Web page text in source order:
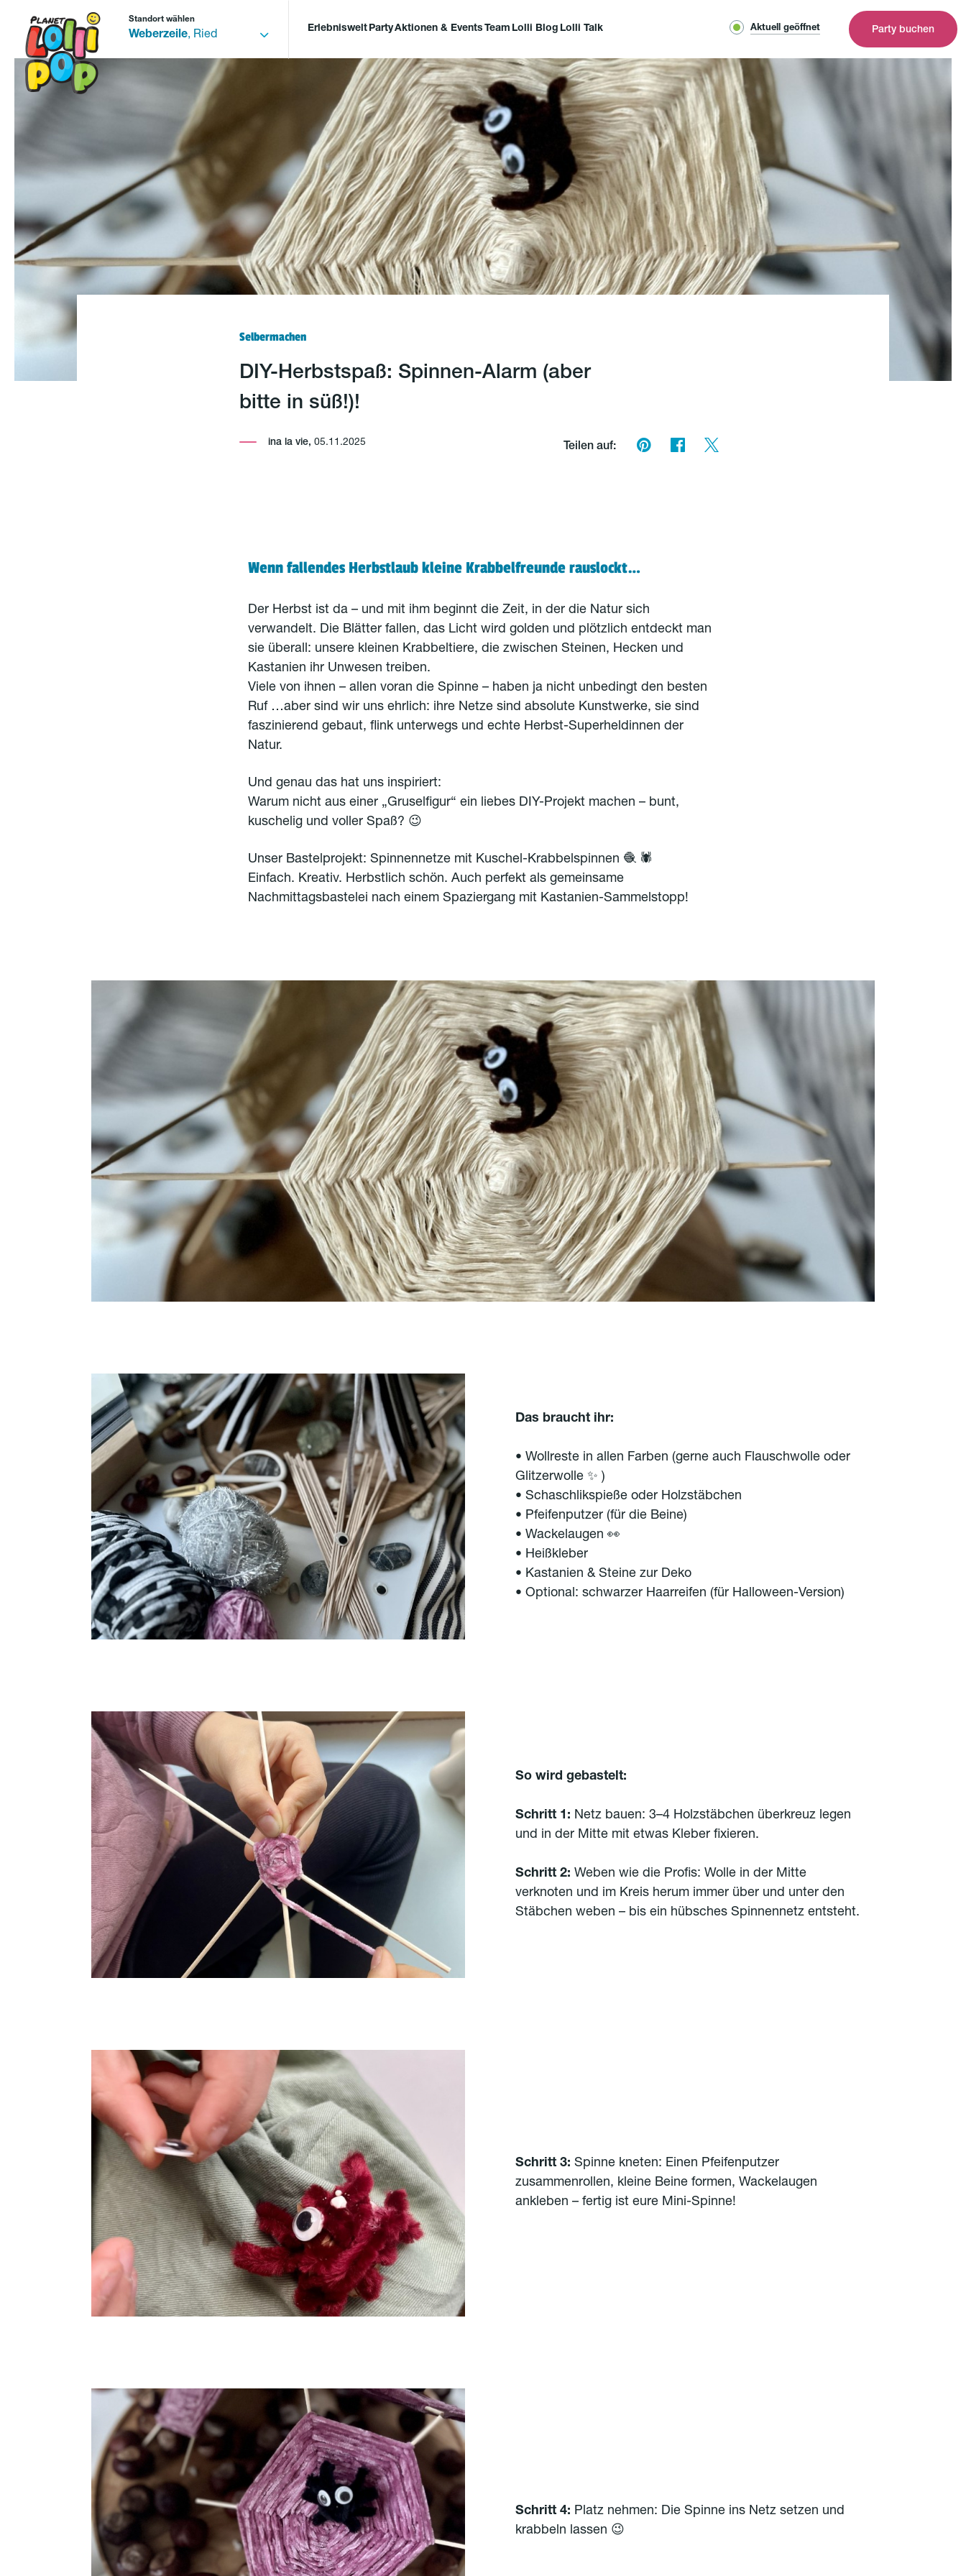
Standort wählen
Weberzeile, Ried
Erlebniswelt PartyAktionen & Events Team Lolli Blog Lolli Talk Aktuell geöffnet Party buchen
Selbermachen
DIY-Herbstspaß: Spinnen-Alarm (aber
bitte in süß!)!
ina la vie, 05.11.2025 Teilen auf:
Wenn fallendes Herbstlaub kleine Krabbelfreunde rauslockt…
Der Herbst ist da – und mit ihm beginnt die Zeit, in der die Natur sich
verwandelt. Die Blätter fallen, das Licht wird golden und plötzlich entdeckt man
sie überall: unsere kleinen Krabbeltiere, die zwischen Steinen, Hecken und
Kastanien ihr Unwesen treiben.
Viele von ihnen – allen voran die Spinne – haben ja nicht unbedingt den besten
Ruf …aber sind wir uns ehrlich: ihre Netze sind absolute Kunstwerke, sie sind
faszinierend gebaut, flink unterwegs und echte Herbst-Superheldinnen der
Natur.
Und genau das hat uns inspiriert:
Warum nicht aus einer „Gruselfigur“ ein liebes DIY-Projekt machen – bunt,
kuschelig und voller Spaß? 😉
Unser Bastelprojekt: Spinnennetze mit Kuschel-Krabbelspinnen 🧶 🕷
Einfach. Kreativ. Herbstlich schön. Auch perfekt als gemeinsame
Nachmittagsbastelei nach einem Spaziergang mit Kastanien-Sammelstopp!
Das braucht ihr:
• Wollreste in allen Farben (gerne auch Flauschwolle oder
Glitzerwolle ✨ )
• Schaschlikspieße oder Holzstäbchen
• Pfeifenputzer (für die Beine)
• Wackelaugen 👀
• Heißkleber
• Kastanien & Steine zur Deko
• Optional: schwarzer Haarreifen (für Halloween-Version)
So wird gebastelt:
Schritt 1: Netz bauen: 3–4 Holzstäbchen überkreuz legen
und in der Mitte mit etwas Kleber fixieren.
Schritt 2: Weben wie die Profis: Wolle in der Mitte
verknoten und im Kreis herum immer über und unter den
Stäbchen weben – bis ein hübsches Spinnennetz entsteht.
Schritt 3: Spinne kneten: Einen Pfeifenputzer
zusammenrollen, kleine Beine formen, Wackelaugen
ankleben – fertig ist eure Mini-Spinne!
Schritt 4: Platz nehmen: Die Spinne ins Netz setzen und
krabbeln lassen 😉